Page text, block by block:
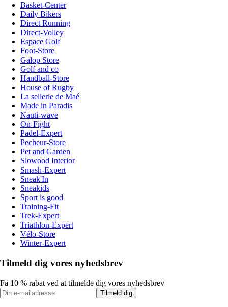
Basket-Center
Daily Bikers
Direct Running
Direct-Volley
Espace Golf
Foot-Store
Galop Store
Golf and co
Handball-Store
House of Rugby
La sellerie de Maé
Made in Paradis
Nauti-wave
On-Fight
Padel-Expert
Pecheur-Store
Pet and Garden
Slowood Interior
Smash-Expert
Sneak'In
Sneakids
Sport is good
Training-Fit
Trek-Expert
Triathlon-Expert
Vélo-Store
Winter-Expert
Tilmeld dig vores nyhedsbrev
Få 10 % rabat ved at tilmelde dig vores nyhedsbrev
Tilmeld dig